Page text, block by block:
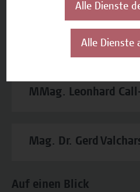
Lernmethoden angewandt:
Austauschphasen zu
Zu den Vortragenden
MMag. Leonhard
Mag. Dr. Gerd
Auf einen Blick
Alle Dienste
Alle Dienste